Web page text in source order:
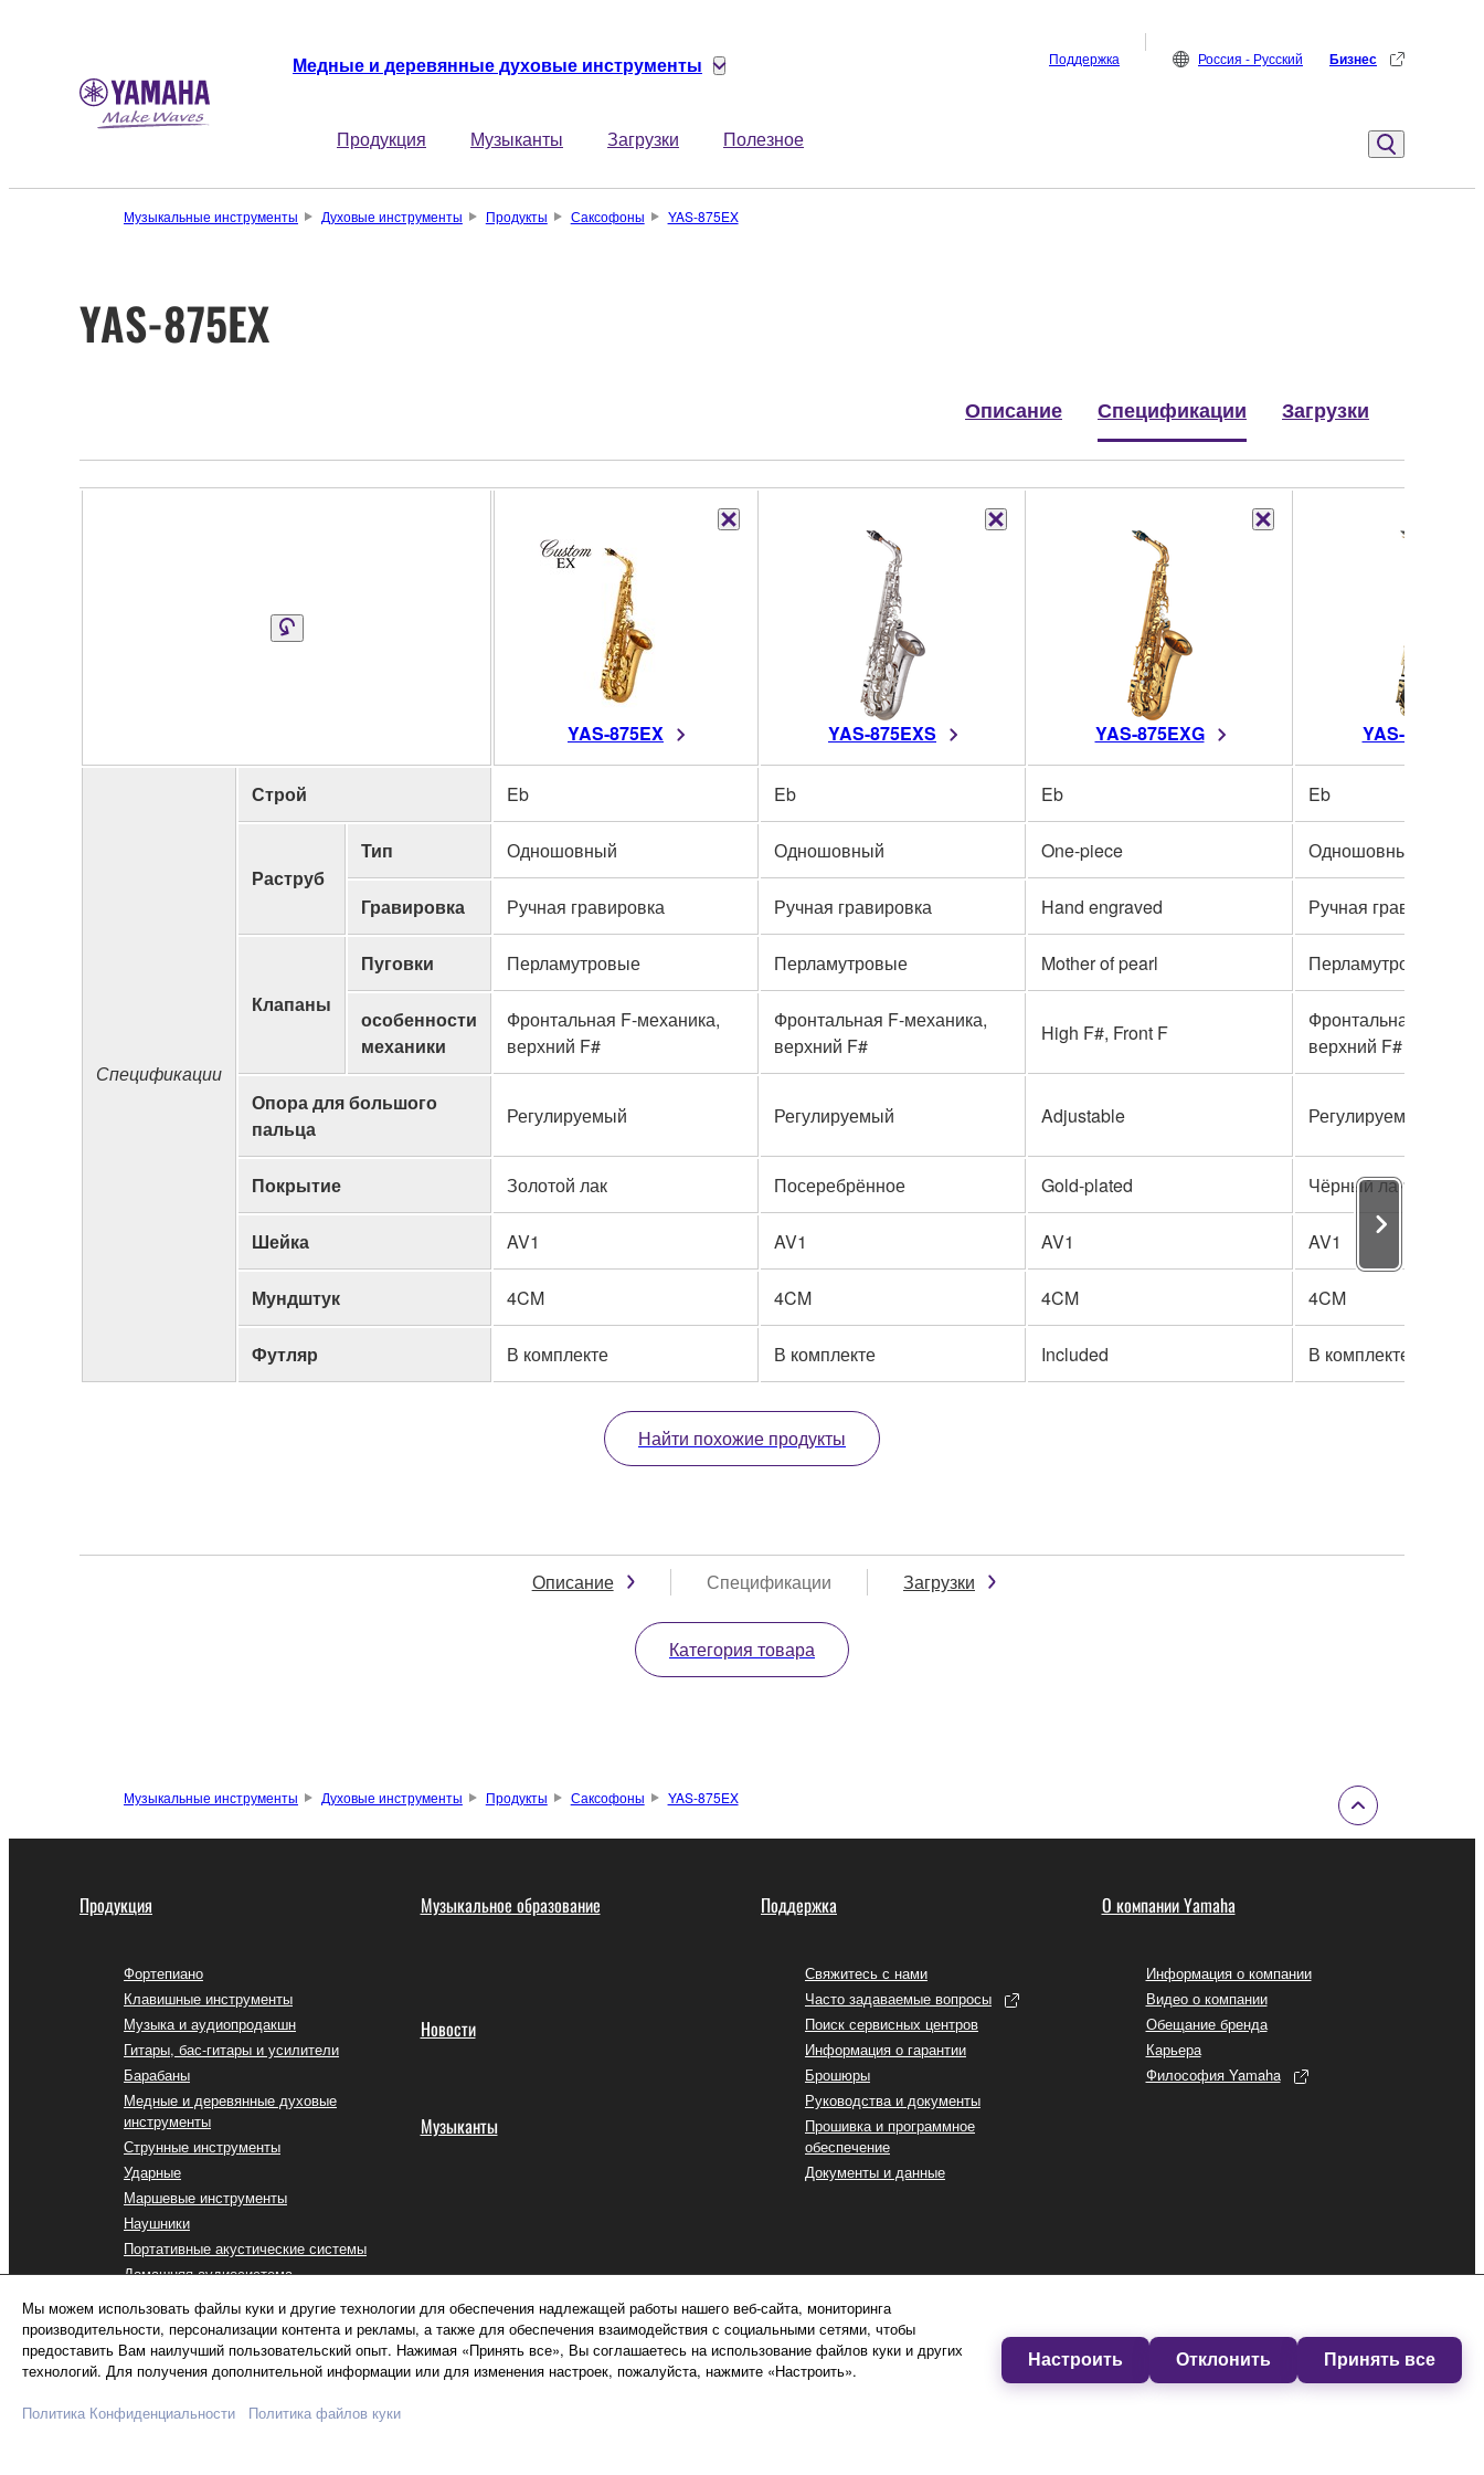
Медные и деревянные духовые инструменты
Продукция Музыканты Загрузки Полезное
Поддержка Россия - Русский Бизнес
Музыкальные инструменты Духовые инструменты Продукты Саксофоны YAS-875EX
YAS-875EX
Описание Спецификации Загрузки
YAS-875EX YAS-875EXS YAS-875EXG YAS-875EXB
Спецификации
Строй Eb Eb Eb Eb
Раструб
Тип Одношовный Одношовный One-piece Одношовный
Гравировка Ручная гравировка Ручная гравировка Hand engraved Ручная гравировка
Клапаны
Пуговки Перламутровые Перламутровые Mother of pearl Перламутровые
особенности
механики
Фронтальная F-механика,
верхний F#
Фронтальная F-механика,
верхний F#
High F#, Front F
Фронтальная F-
верхний F#
Опора для большого
пальца
Регулируемый Регулируемый Adjustable Регулируемый
Покрытие Золотой лак Посеребрённое Gold-plated Чёрный лак
Шейка AV1 AV1 AV1 AV1
Мундштук 4CM 4CM 4CM 4CM
Футляр В комплекте В комплекте Included В комплекте
Найти похожие продукты
Описание Спецификации Загрузки
Категория товара
Музыкальные инструменты Духовые инструменты Продукты Саксофоны YAS-875EX
Продукция
Фортепиано
Клавишные инструменты
Музыка и аудиопродакшн
Гитары, бас-гитары и усилители
Барабаны
Медные и деревянные духовые
инструменты
Струнные инструменты
Ударные
Маршевые инструменты
Наушники
Портативные акустические системы
Домашняя аудиосистема
Стриминг и игры
Устройства связи
Приложения для iOS и Android™
Музыкальное образование
Новости
Музыканты
Поддержка
Свяжитесь с нами
Часто задаваемые вопросы
Поиск сервисных центров
Информация о гарантии
Брошюры
Руководства и документы
Прошивка и программное
обеспечение
Документы и данные
О компании Yamaha
Информация о компании
Видео о компании
Обещание бренда
Карьера
Философия Yamaha
Россия - Русский
Мы можем использовать файлы куки и другие технологии для обеспечения надлежащей работы нашего веб-сайта, мониторинга
производительности, персонализации контента и рекламы, а также для обеспечения взаимодействия с социальными сетями, чтобы
предоставить Вам наилучший пользовательский опыт. Нажимая «Принять все», Вы соглашаетесь на использование файлов куки и других
технологий. Для получения дополнительной информации или для изменения настроек, пожалуйста, нажмите «Настроить».
Политика Конфиденциальности
Политика файлов куки
Настроить Отклонить Принять все